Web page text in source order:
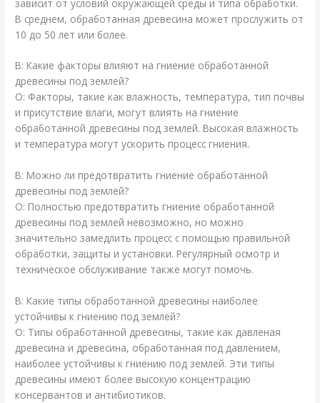
зависит от условий окружающей среды и типа обработки.
В среднем, обработанная древесина может прослужить от
10 до 50 лет или более.
В: Какие факторы влияют на гниение обработанной
древесины под землей?
О: Факторы, такие как влажность, температура, тип почвы
и присутствие влаги, могут влиять на гниение
обработанной древесины под землей. Высокая влажность
и температура могут ускорить процесс гниения.
В: Можно ли предотвратить гниение обработанной
древесины под землей?
О: Полностью предотвратить гниение обработанной
древесины под землей невозможно, но можно
значительно замедлить процесс с помощью правильной
обработки, защиты и установки. Регулярный осмотр и
техническое обслуживание также могут помочь.
В: Какие типы обработанной древесины наиболее
устойчивы к гниению под землей?
О: Типы обработанной древесины, такие как давленая
древесина и древесина, обработанная под давлением,
наиболее устойчивы к гниению под землей. Эти типы
древесины имеют более высокую концентрацию
консервантов и антибиотиков.